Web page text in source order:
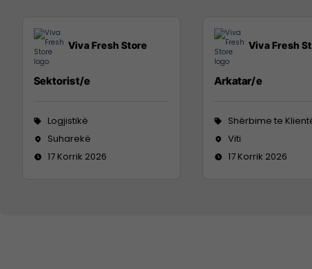
Viva Fresh Store
Sektorist/e
Logjistikë
Suharekë
17 Korrik 2026
Viva Fresh
Arkatar/e
Shërbime te
Viti
17 Korrik 2026